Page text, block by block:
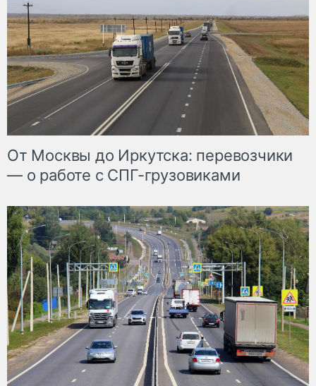
От Москвы до Иркутска: перевозчики
— о работе с СПГ-грузовиками